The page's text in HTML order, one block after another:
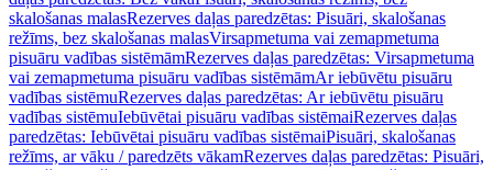
skalošanas malasRezerves daļas paredzētas: Pisuāri, skalošanas
režīms, bez skalošanas malasVirsapmetuma vai zemapmetuma
pisuāru vadības sistēmāmRezerves daļas paredzētas: Virsapmetuma
vai zemapmetuma pisuāru vadības sistēmāmAr iebūvētu pisuāru
vadības sistēmuRezerves daļas paredzētas: Ar iebūvētu pisuāru
vadības sistēmuIebūvētai pisuāru vadības sistēmaiRezerves daļas
paredzētas: Iebūvētai pisuāru vadības sistēmaiPisuāri, skalošanas
režīms, ar vāku / paredzēts vākamRezerves daļas paredzētas: Pisuāri,